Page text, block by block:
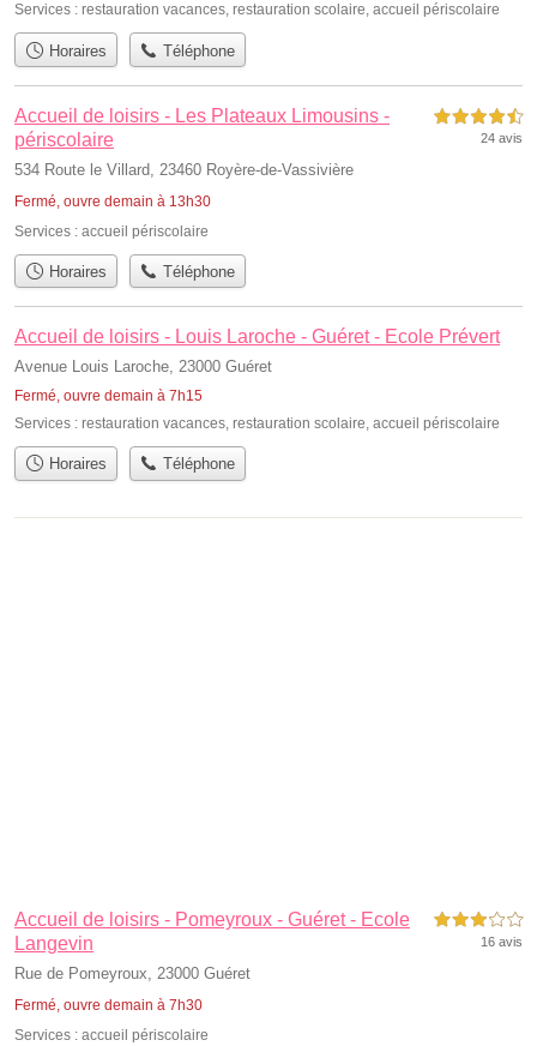
Services : restauration vacances, restauration scolaire, accueil périscolaire
Horaires Téléphone
Accueil de loisirs - Les Plateaux Limousins -
périscolaire
534 Route le Villard, 23460 Royère-de-Vassivière
Fermé, ouvre demain à 13h30
4,5 étoiles sur 5
24 avis
Services : accueil périscolaire
Horaires Téléphone
Accueil de loisirs - Louis Laroche - Guéret - Ecole Prévert
Avenue Louis Laroche, 23000 Guéret
Fermé, ouvre demain à 7h15
Services : restauration vacances, restauration scolaire, accueil périscolaire
Horaires Téléphone
Accueil de loisirs - Pomeyroux - Guéret - Ecole
Langevin
Rue de Pomeyroux, 23000 Guéret
Fermé, ouvre demain à 7h30
3,0 étoiles sur 5
16 avis
Services : accueil périscolaire